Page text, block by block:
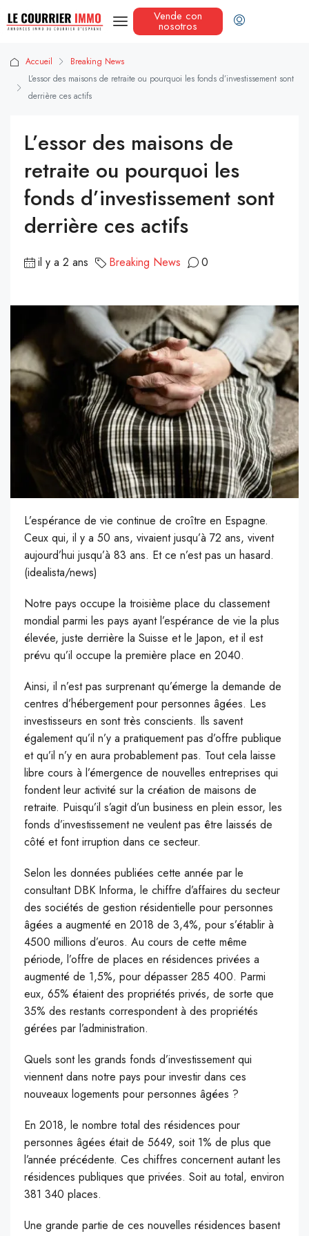
Vende con
nosotros
Accueil
Breaking News
L’essor des maisons de retraite ou pourquoi les fonds d’investissement sont
derrière ces actifs
L’essor des maisons de
retraite ou pourquoi les
fonds d’investissement sont
derrière ces actifs
il y a 2 ans Breaking News 0
L’espérance de vie continue de croître en Espagne.
Ceux qui, il y a 50 ans, vivaient jusqu’à 72 ans, vivent
aujourd’hui jusqu’à 83 ans. Et ce n’est pas un hasard.
(idealista/news)
Notre pays occupe la troisième place du classement
mondial parmi les pays ayant l’espérance de vie la plus
élevée, juste derrière la Suisse et le Japon, et il est
prévu qu’il occupe la première place en 2040.
Ainsi, il n’est pas surprenant qu’émerge la demande de
centres d’hébergement pour personnes âgées. Les
investisseurs en sont très conscients. Ils savent
également qu’il n’y a pratiquement pas d’offre publique
et qu’il n’y en aura probablement pas. Tout cela laisse
libre cours à l’émergence de nouvelles entreprises qui
fondent leur activité sur la création de maisons de
retraite. Puisqu’il s’agit d’un business en plein essor, les
fonds d’investissement ne veulent pas être laissés de
côté et font irruption dans ce secteur.
Selon les données publiées cette année par le
consultant DBK Informa, le chiffre d’affaires du secteur
des sociétés de gestion résidentielle pour personnes
âgées a augmenté en 2018 de 3,4%, pour s’établir à
4500 millions d’euros. Au cours de cette même
période, l’offre de places en résidences privées a
augmenté de 1,5%, pour dépasser 285 400. Parmi
eux, 65% étaient des propriétés privés, de sorte que
35% des restants correspondent à des propriétés
gérées par l’administration.
Quels sont les grands fonds d’investissement qui
viennent dans notre pays pour investir dans ces
nouveaux logements pour personnes âgées ?
En 2018, le nombre total des résidences pour
personnes âgées était de 5649, soit 1% de plus que
l’année précédente. Ces chiffres concernent autant les
résidences publiques que privées. Soit au total, environ
381 340 places.
Une grande partie de ces nouvelles résidences basent